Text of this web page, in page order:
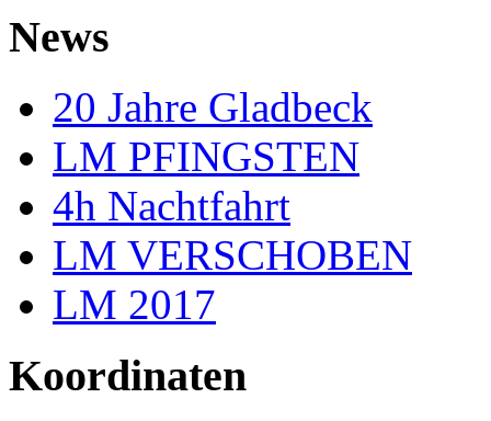
News
20 Jahre Gladbeck
LM PFINGSTEN
4h Nachtfahrt
LM VERSCHOBEN
LM 2017
Koordinaten